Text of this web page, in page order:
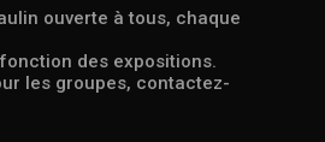
ouverte à tous, chaque
des expositions.
les groupes, contactez-